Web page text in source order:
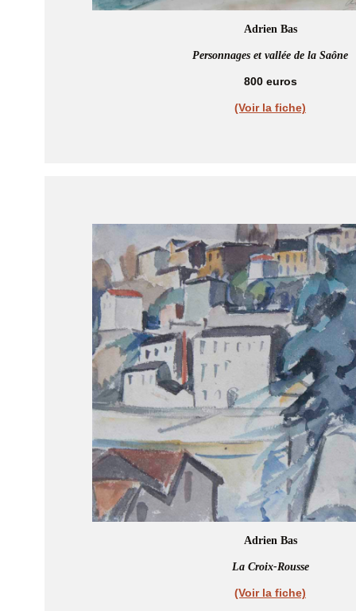
Adrien Bas
Personnages et vallée de la Saône
800 euros
(Voir la fiche)
Adrien Bas
La Croix-Rousse
(Voir la fiche)